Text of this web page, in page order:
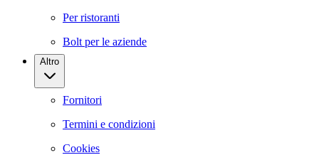
Per ristoranti
Bolt per le aziende
Altro
Fornitori
Termini e condizioni
Cookies